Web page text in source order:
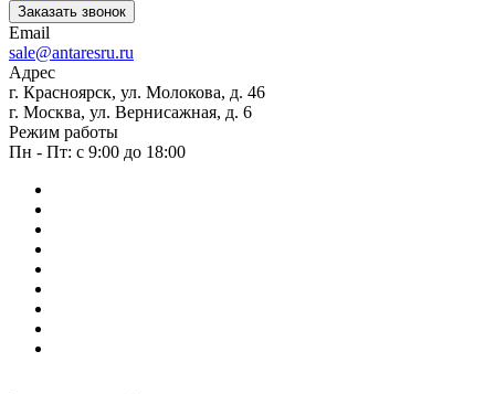
Заказать звонок
Email
sale@antaresru.ru
Адрес
г. Красноярск, ул. Молокова, д. 46
г. Москва, ул. Вернисажная, д. 6
Режим работы
Пн - Пт: с 9:00 до 18:00